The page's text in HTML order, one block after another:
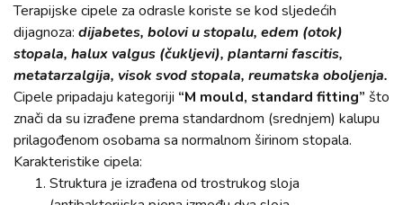
Terapijske cipele za odrasle koriste se kod sljedećih
dijagnoza: dijabetes, bolovi u stopalu, edem (otok)
stopala, halux valgus (čukljevi), plantarni fascitis,
metatarzalgija, visok svod stopala, reumatska oboljenja.
Cipele pripadaju kategoriji “M mould, standard fitting” što
znači da su izrađene prema standardnom (srednjem) kalupu
prilagođenom osobama sa normalnom širinom stopala.
Karakteristike cipela:
Struktura je izrađena od trostrukog sloja